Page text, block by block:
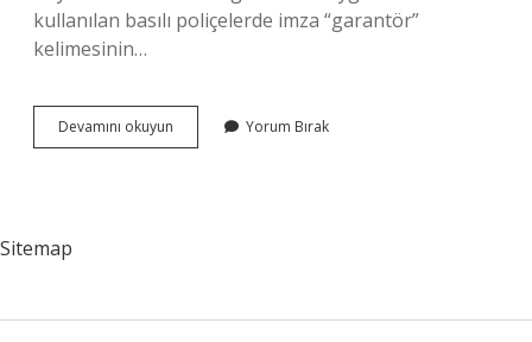
kullanılan basılı poliçelerde imza “garantör”
kelimesinin…
Devamını okuyun
Kim
Yorum Bırak
Sitemap